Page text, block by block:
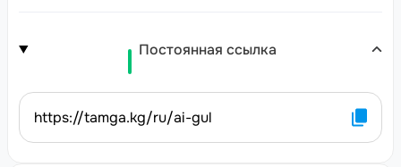
Постоянная ссылка
https://tamga.kg/ru/ai-gul